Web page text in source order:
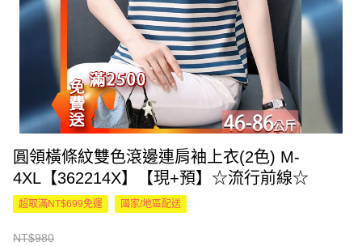
圓領橫條紋雙色滾邊連肩袖上衣(2色) M-
4XL【362214X】【現+預】☆流行前線☆
超取滿NT$699免運 國家/地區配送
NT$980